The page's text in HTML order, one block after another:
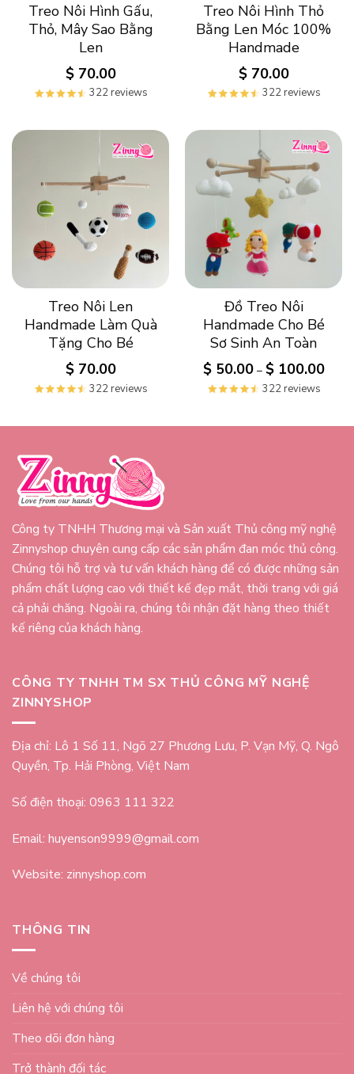
Treo Nôi Hình Gấu,
Thỏ, Mây Sao Bằng
Len
$70.00
322 reviews
Treo Nôi Hình Thỏ
Bằng Len Móc 100%
Handmade
$70.00
322 reviews
Treo Nôi Len
Handmade Làm Quà
Tặng Cho Bé
$70.00
322 reviews
Đồ Treo Nôi
Handmade Cho Bé
Sơ Sinh An Toàn
$50.00 – $100.00giá:
322 reviews
Công ty TNHH Thương mại và Sản xuất Thủ công mỹ nghệ
Zinnyshop chuyên cung cấp các sản phẩm đan móc thủ công.
Chúng tôi hỗ trợ và tư vấn khách hàng để có được những sản
phẩm chất lượng cao với thiết kế đẹp mắt, thời trang với giá
cả phải chăng. Ngoài ra, chúng tôi nhận đặt hàng theo thiết
kế riêng của khách hàng.
CÔNG TY TNHH TM SX THỦ CÔNG MỸ NGHỆ
ZINNYSHOP
Địa chỉ: Lô 1 Số 11, Ngõ 27 Phương Lưu, P. Vạn Mỹ, Q. Ngô
Quyền, Tp. Hải Phòng, Việt Nam
Số điện thoại: 0963 111 322
Email: huyenson9999@gmail.com
Website: zinnyshop.com
THÔNG TIN
Về chúng tôi
Liên hệ với chúng tôi
Theo dõi đơn hàng
Trở thành đối tác